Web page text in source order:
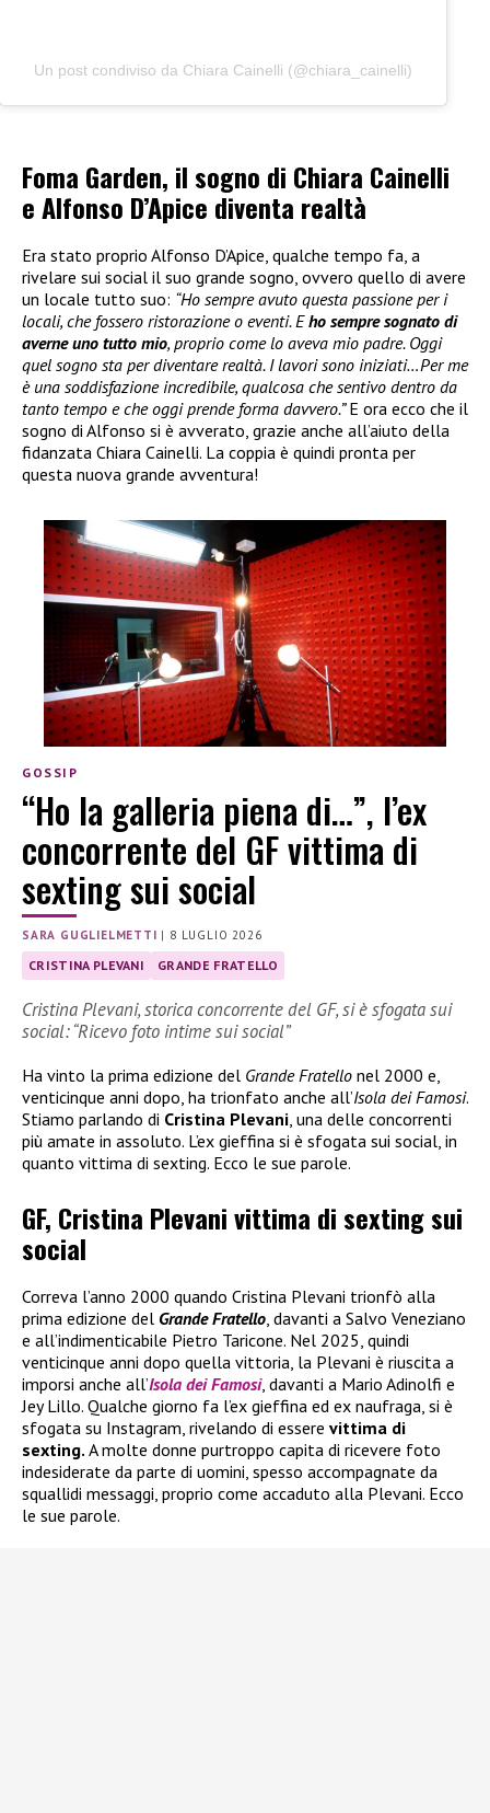
Un post condiviso da Chiara Cainelli (@chiara_cainelli)
Foma Garden, il sogno di Chiara Cainelli
e Alfonso D’Apice diventa realtà
Era stato proprio Alfonso D’Apice, qualche tempo fa, a
rivelare sui social il suo grande sogno, ovvero quello di avere
un locale tutto suo: “Ho sempre avuto questa passione per i
locali, che fossero ristorazione o eventi. Eho sempre sognato di
averne uno tutto mio, proprio come lo aveva mio padre. Oggi
quel sogno sta per diventare realtà. I lavori sono iniziati…Per me
è una soddisfazione incredibile, qualcosa che sentivo dentro da
tanto tempo e che oggi prende forma davvero.”E ora ecco che il
sogno di Alfonso si è avverato, grazie anche all’aiuto della
fidanzata Chiara Cainelli. La coppia è quindi pronta per
questa nuova grande avventura!
GOSSIP
“Ho la galleria piena di…”, l’ex
concorrente del GF vittima di
sexting sui social
SARA GUGLIELMETTI | 8 LUGLIO 2026
CRISTINA PLEVANI GRANDE FRATELLO
Cristina Plevani, storica concorrente del GF, si è sfogata sui
social: “Ricevo foto intime sui social”
Ha vinto la prima edizione del Grande Fratello nel 2000 e,
venticinque anni dopo, ha trionfato anche all’Isola dei Famosi.
Stiamo parlando di Cristina Plevani, una delle concorrenti
più amate in assoluto. L’ex gieffina si è sfogata sui social, in
quanto vittima di sexting. Ecco le sue parole.
GF, Cristina Plevani vittima di sexting sui
social
Correva l’anno 2000 quando Cristina Plevani trionfò alla
prima edizione del Grande Fratello, davanti a Salvo Veneziano
e all’indimenticabile Pietro Taricone. Nel 2025, quindi
venticinque anni dopo quella vittoria, la Plevani è riuscita a
imporsi anche all’Isola dei Famosi, davanti a Mario Adinolfi e
Jey Lillo. Qualche giorno fa l’ex gieffina ed ex naufraga, si è
sfogata su Instagram, rivelando di essere vittima di
sexting. A molte donne purtroppo capita di ricevere foto
indesiderate da parte di uomini, spesso accompagnate da
squallidi messaggi, proprio come accaduto alla Plevani. Ecco
le sue parole.